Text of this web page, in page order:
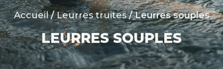
Accueil/Leurres truites/ Leurres souples
LEURRES SOUPLES